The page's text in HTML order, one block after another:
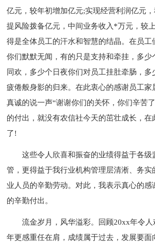
亿元，较年初增加亿元;实现经营利润亿元
提风险拨备亿元，中间业务收入*万元，较
得是全体员工的汗水和智慧的结晶。在员工
你们默默无闻，有的只是支持和牵挂，多少
同欢，多少个日夜你们对员工挂肚牵肠，多
疲倦般身影的归来。在此衷心的感谢员工家
真诚的说一声“谢谢你们的关怀，你们辛苦
的付出，就没有农信社今天的茁壮成长，在
了!
这些令人欣喜和振奋的业绩得益于各级
管，更得益于我行业机构管理层清淅、务实
业人员的辛勤劳动。对此，我表示真心的感
的辛勤付出。
流金岁月，风华溢彩。回顾20xx年令
年更感重任在肩，成绩属于过去，发展要面